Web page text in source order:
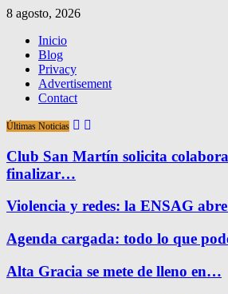
8 agosto, 2026
Inicio
Blog
Privacy
Advertisement
Contact
Últimas Noticias
Club San Martín solicita
finalizar…
Violencia y redes: la ENSAG
Agenda cargada: todo lo que
Alta Gracia se mete de lleno en…